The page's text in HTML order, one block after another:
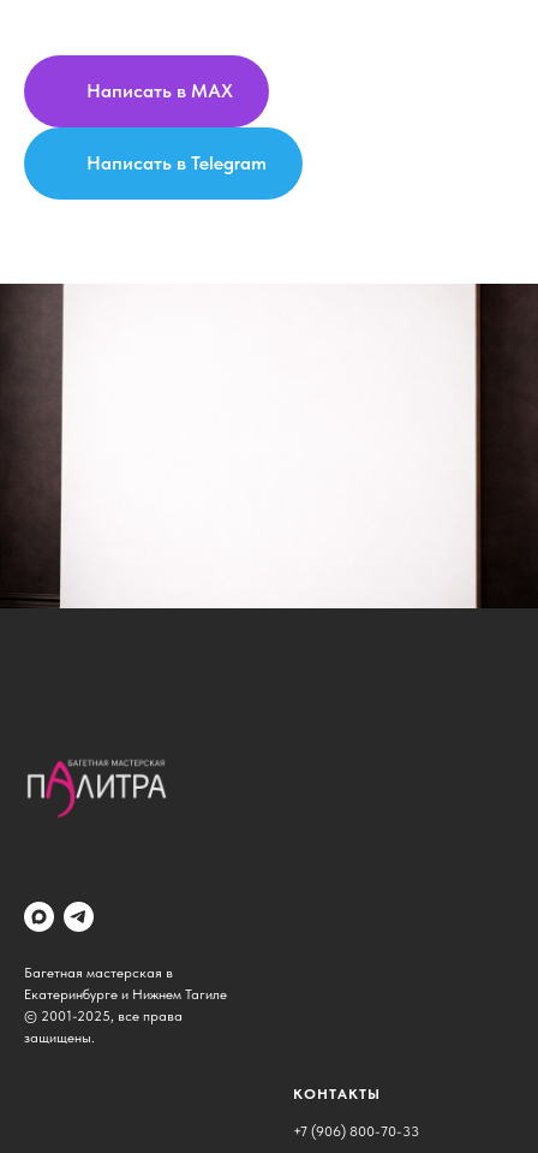
Написать в MAX
Написать в Telegram
Багетная мастерская в
Екатеринбурге и Нижнем Тагиле
© 2001-2025, все права
защищены.
КОНТАКТЫ
+7 (906) 800-70-33